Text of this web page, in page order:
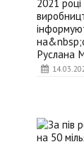
2021 році
Руслана